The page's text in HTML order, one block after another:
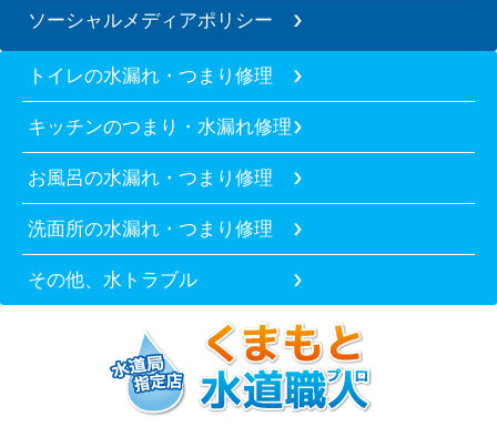
ソーシャルメディアポリシー
トイレの水漏れ・つまり修理
キッチンのつまり・水漏れ修理
お風呂の水漏れ・つまり修理
洗面所の水漏れ・つまり修理
その他、水トラブル